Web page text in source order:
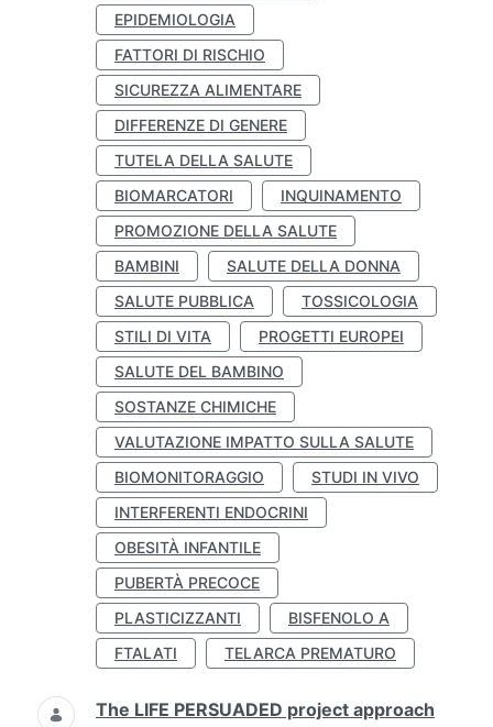
EPIDEMIOLOGIA
FATTORI DI RISCHIO
SICUREZZA ALIMENTARE
DIFFERENZE DI GENERE
TUTELA DELLA SALUTE
BIOMARCATORI
INQUINAMENTO
PROMOZIONE DELLA SALUTE
BAMBINI
SALUTE DELLA DONNA
SALUTE PUBBLICA
TOSSICOLOGIA
STILI DI VITA
PROGETTI EUROPEI
SALUTE DEL BAMBINO
SOSTANZE CHIMICHE
VALUTAZIONE IMPATTO SULLA SALUTE
BIOMONITORAGGIO
STUDI IN VIVO
INTERFERENTI ENDOCRINI
OBESITÀ INFANTILE
PUBERTÀ PRECOCE
PLASTICIZZANTI
BISFENOLO A
FTALATI
TELARCA PREMATURO
The LIFE PERSUADED project approach